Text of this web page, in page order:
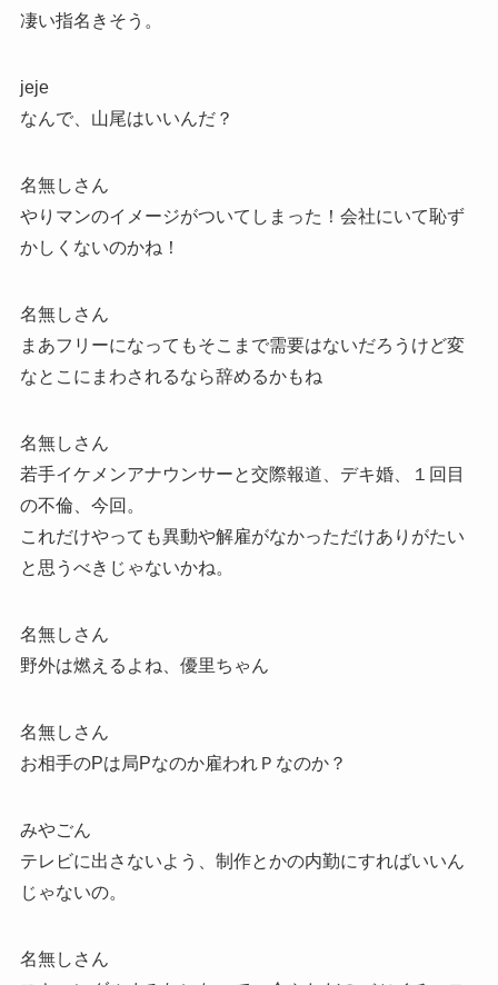
凄い指名きそう。
jeje
なんで、山尾はいいんだ？
名無しさん
やりマンのイメージがついてしまった！会社にいて恥ず
かしくないのかね！
名無しさん
まあフリーになってもそこまで需要はないだろうけど変
なとこにまわされるなら辞めるかもね
名無しさん
若手イケメンアナウンサーと交際報道、デキ婚、１回目
の不倫、今回。
これだけやっても異動や解雇がなかっただけありがたい
と思うべきじゃないかね。
名無しさん
野外は燃えるよね、優里ちゃん
名無しさん
お相手のPは局Pなのか雇われＰなのか？
みやごん
テレビに出さないよう、制作とかの内勤にすればいいん
じゃないの。
名無しさん